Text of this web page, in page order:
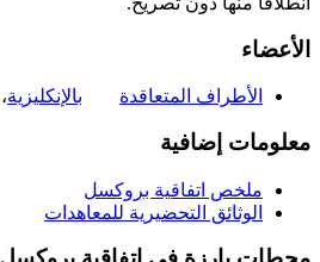
الأعضاء
الأطراف المتعاقدة بالإنكليزية،
معلومات إضافية
ملخص اتفاقية بروكسل
الوثائق التحضيرية للمعاهدات